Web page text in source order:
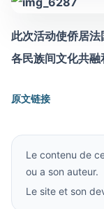
此次活动使侨居
各民族间文化共融
原文链接
Le contenu de
ou a son auteur.
Le site et son